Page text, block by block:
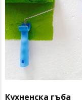
Кухненска гъбa